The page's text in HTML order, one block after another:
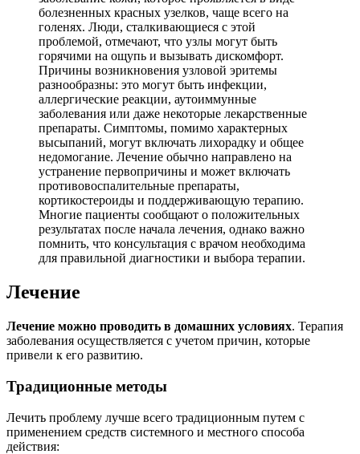
болезненных красных узелков, чаще всего на
голенях. Люди, сталкивающиеся с этой
проблемой, отмечают, что узлы могут быть
горячими на ощупь и вызывать дискомфорт.
Причины возникновения узловой эритемы
разнообразны: это могут быть инфекции,
аллергические реакции, аутоиммунные
заболевания или даже некоторые лекарственные
препараты. Симптомы, помимо характерных
высыпаний, могут включать лихорадку и общее
недомогание. Лечение обычно направлено на
устранение первопричины и может включать
противовоспалительные препараты,
кортикостероиды и поддерживающую терапию.
Многие пациенты сообщают о положительных
результатах после начала лечения, однако важно
помнить, что консультация с врачом необходима
для правильной диагностики и выбора терапии.
Лечение
Лечение можно проводить в домашних условиях. Терапия
заболевания осуществляется с учетом причин, которые
привели к его развитию.
Традиционные методы
Лечить проблему лучше всего традиционным путем с
применением средств системного и местного способа
действия: